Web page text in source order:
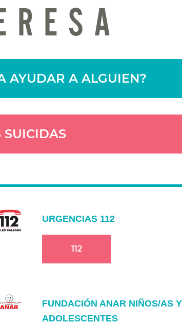
AYUDAR A ALGUIEN?
SUICIDAS
URGENCIAS 112
112
FUNDACIÓN ANAR NIÑOS/AS Y
ADOLESCENTES